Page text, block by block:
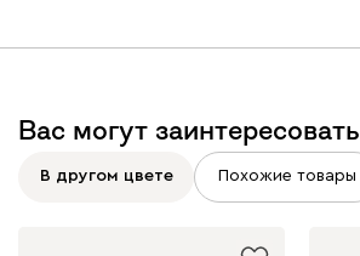
Вас могут заинтересовать
В другом цвете Похожие товары